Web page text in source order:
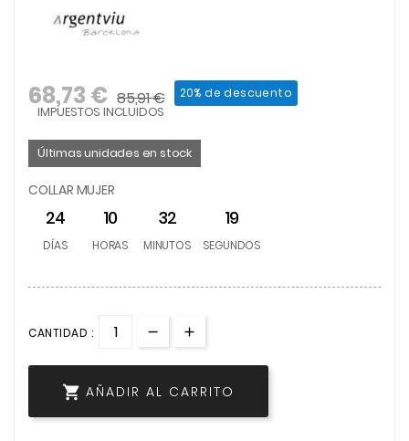
68,73 € 85,91 € 20% de descuento
IMPUESTOS INCLUIDOS
Últimas unidades en stock
COLLAR MUJER
24
DÍAS
10
HORAS
32
MINUTOS
19
SEGUNDOS
CANTIDAD :
 AÑADIR AL CARRITO